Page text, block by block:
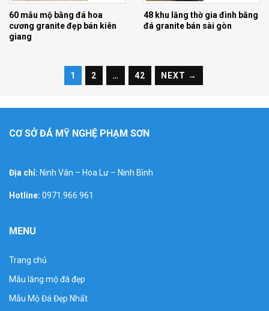
Mẫu lăng mộ đá đẹp bán tại bắc
ninh, Mẫu lăng mộ đá đẹp bán tại
60 mẫu mộ bằng đá hoa
cương granite đẹp bán kiên
giang
48 khu lăng thờ gia đình bằng
đá granite bán sài gòn
1 2 … 42 NEXT →
CƠ SỞ ĐÁ MỸ NGHỆ PHẠM SƠN
Địa chỉ: Ninh Vân – Hoa Lư – Ninh Bình
Hotline: 0971.966.961
MENU
Trang chủ
Mẫu lăng mộ đá đẹp
Mẫu Mộ Đá Đẹp Nhất